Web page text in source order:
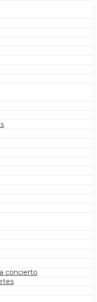
concierto